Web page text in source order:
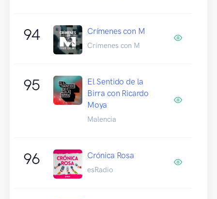
94 Crímenes con M
Crímenes con M
95
El Sentido de la
Birra con Ricardo
Moya
Malencia
96 Crónica Rosa
esRadio